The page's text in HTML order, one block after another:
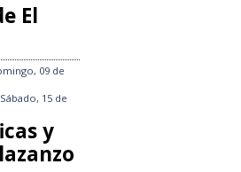
El
09 de
Sábado, 15 de
y